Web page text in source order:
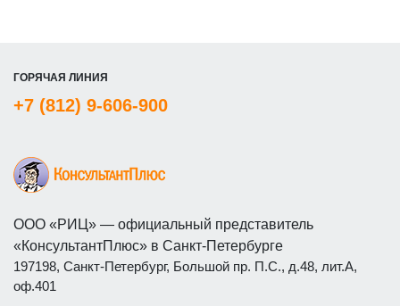
ГОРЯЧАЯ ЛИНИЯ
+7 (812) 9-606-900
ООО «РИЦ» — официальный представитель
«КонсультантПлюс» в Санкт-Петербурге
197198, Санкт-Петербург, Большой пр. П.С., д.48, лит.А,
оф.401